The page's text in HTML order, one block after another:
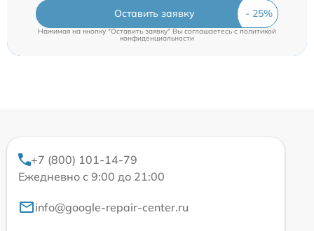
Оставить заявку
Нажимая на кнопку "Оставить заявку" Вы соглашаетесь c политикой
конфиденциальности
+7 (800) 101-14-79
Ежедневно с 9:00 до 21:00
info@google-repair-center.ru